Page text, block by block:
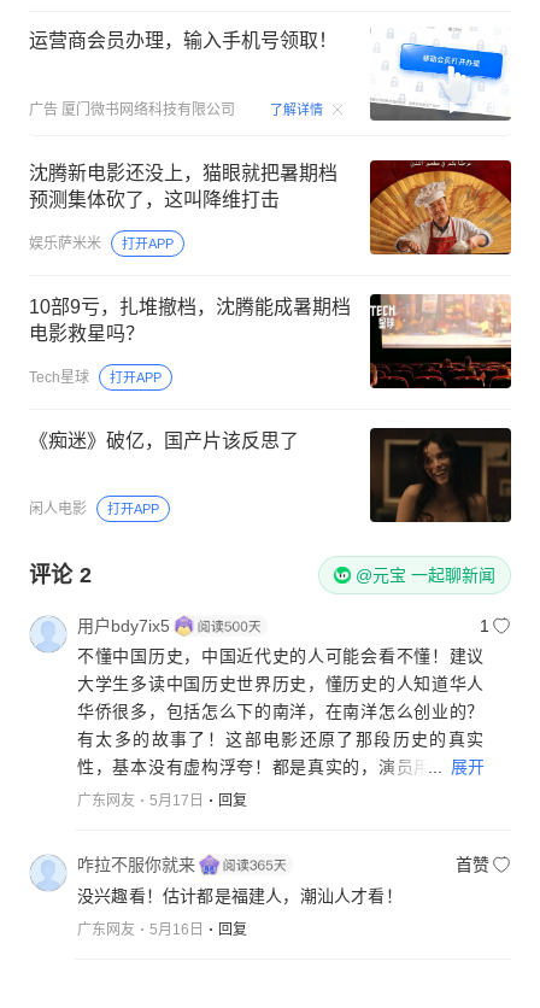
运营商会员办理，输入手机号领取！
广告 厦门微书网络科技有限公司 了解详情 00:15
沈腾新电影还没上，猫眼就把暑期档
预测集体砍了，这叫降维打击
娱乐萨米米 打开APP
10部9亏，扎堆撤档，沈腾能成暑期档
电影救星吗？
Tech星球 打开APP
《痴迷》破亿，国产片该反思了
闲人电影 打开APP
评论 2 @元宝 一起聊新闻
用户bdy7ix5
1
不懂中国历史，中国近代史的人可能会看不懂！建议
大学生多读中国历史世界历史，懂历史的人知道华人
华侨很多，包括怎么下的南洋，在南洋怎么创业的？
有太多的故事了！这部电影还原了那段历史的真实
性，基本没有虚构浮夸！都是真实的，演员用真诚的
接近叙事方式展现出来！它表现出中国人的真，善，
斗拼搏的精神和奉献，就是中国人的一种伟大精神！
值得表扬！就是正能量的！就是现在这个时代最缺少
的东西！所以大家都大力支持，这是中国最好的电
影！！
展开
广东网友 5月17日 回复
咋拉不服你就来
首赞
没兴趣看！估计都是福建人，潮汕人才看！
广东网友 5月16日 回复